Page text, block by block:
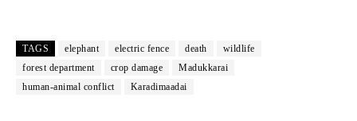
TAGS elephant electric fence death
wildlife
forest department
crop damage
Madukkarai
human-animal conflict
Karadimaadai